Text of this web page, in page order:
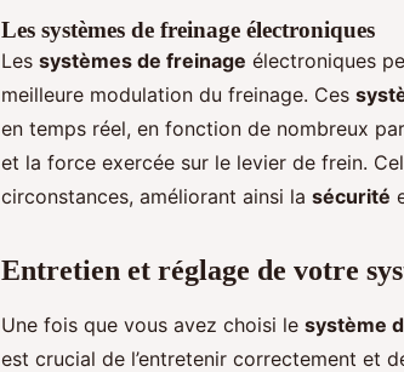
Les systèmes de freinage électroniques
Les systèmes de freinage électroniques
meilleure modulation du freinage. Ces
en temps réel, en fonction de nombreux
et la force exercée sur le levier de frein.
circonstances, améliorant ainsi la sécurité
Entretien et réglage de votre
Une fois que vous avez choisi le système
est crucial de l’entretenir correctement et